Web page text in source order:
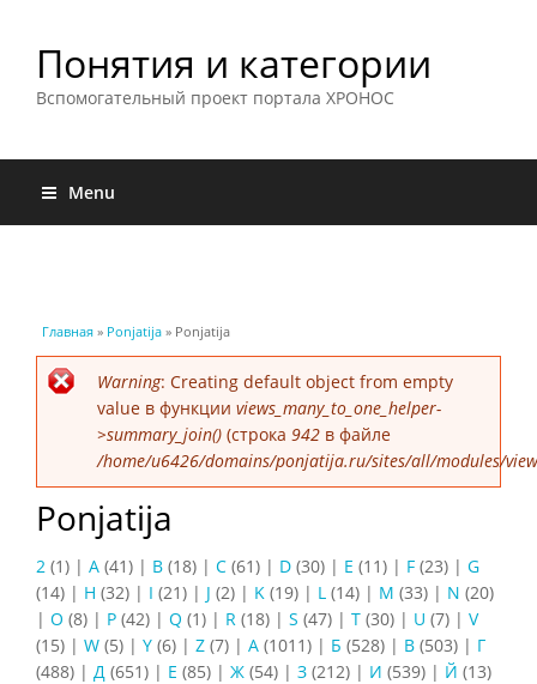
Понятия и категории
Вспомогательный проект портала ХРОНОС
Menu
Вы здесь
Главная » Ponjatija » Ponjatija
Сообщение об ошибке
Warning: Creating default object from empty
value в функции views_many_to_one_helper-
>summary_join() (строка 942 в файле
/home/u6426/domains/ponjatija.ru/sites/all/modules/
Ponjatija
2 (1) | A (41) | B (18) | C (61) | D (30) | E (11) | F (23) | G
(14) | H (32) | I (21) | J (2) | K (19) | L (14) | M (33) | N (20)
| O (8) | P (42) | Q (1) | R (18) | S (47) | T (30) | U (7) | V
(15) | W (5) | Y (6) | Z (7) | А (1011) | Б (528) | В (503) | Г
(488) | Д (651) | Е (85) | Ж (54) | З (212) | И (539) | Й (13)